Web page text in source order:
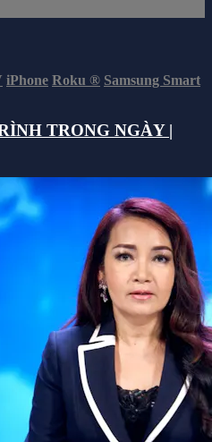
iPhone Roku ® Samsung Smart
TRONG NGÀY |